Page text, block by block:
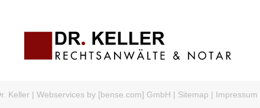
Keller | Webservices by [bense.com] GmbH | Sitemap | Impressum